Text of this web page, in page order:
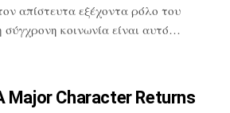
απίστευτα εξέχοντα ρόλο του
κοινωνία είναι αυτό…
Major Character Returns